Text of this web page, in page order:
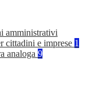
amministrativi
cittadini e imprese 1
analoga 9